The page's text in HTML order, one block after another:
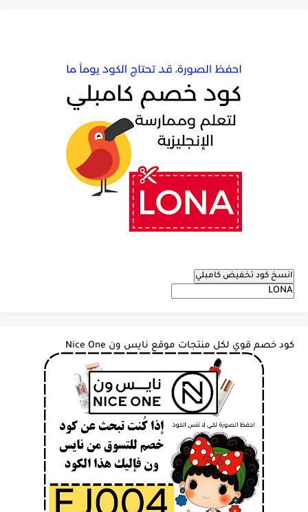
انسخ كود تخفيض كامبلي
كود خصم قوي لكل منتجات موقع نايس ون Nice One